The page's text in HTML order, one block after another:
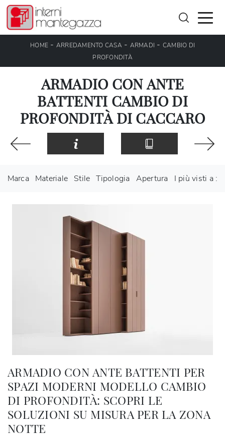
HOME - ARREDAMENTO CASA- ARMADI - CAMBIO DI
PROFONDITÀ
ARMADIO CON ANTE
BATTENTI CAMBIO DI
PROFONDITÀ DI CACCARO
Marca Materiale Stile Tipologia Apertura I più visti a :
ARMADIO CON ANTE BATTENTI PER
SPAZI MODERNI MODELLO CAMBIO
DI PROFONDITÀ: SCOPRI LE
SOLUZIONI SU MISURA PER LA ZONA
NOTTE